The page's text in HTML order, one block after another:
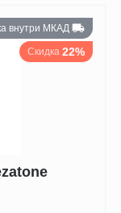
внутри МКАД
Скидка 22%